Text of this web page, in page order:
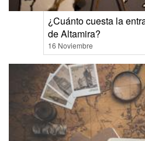
¿Cuánto cuesta la
de Altamira?
16 Noviembre